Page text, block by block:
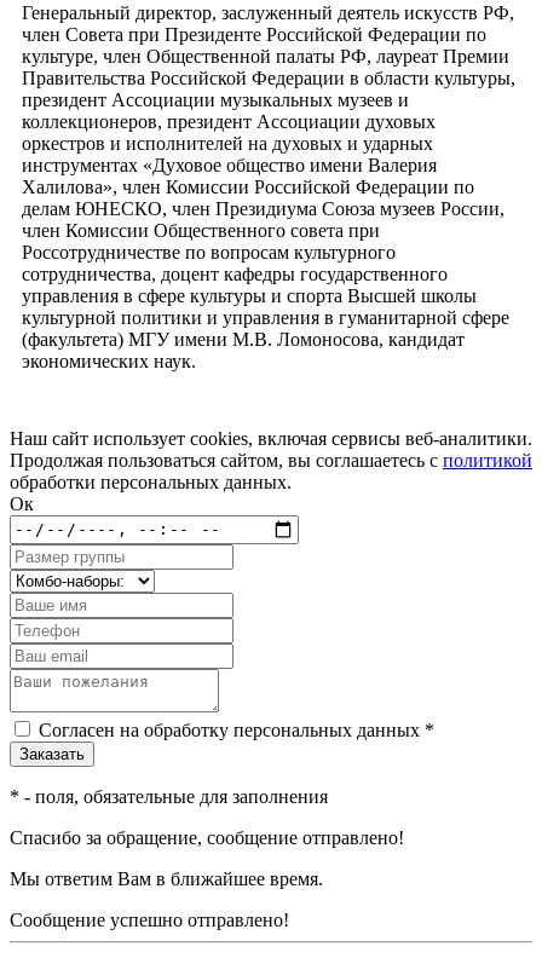
Генеральный директор, заслуженный деятель искусств РФ,
член Совета при Президенте Российской Федерации по
культуре, член Общественной палаты РФ, лауреат Премии
Правительства Российской Федерации в области культуры,
президент Ассоциации музыкальных музеев и
коллекционеров, президент Ассоциации духовых
оркестров и исполнителей на духовых и ударных
инструментах «Духовое общество имени Валерия
Халилова», член Комиссии Российской Федерации по
делам ЮНЕСКО, член Президиума Союза музеев России,
член Комиссии Общественного совета при
Россотрудничестве по вопросам культурного
сотрудничества, доцент кафедры государственного
управления в сфере культуры и спорта Высшей школы
культурной политики и управления в гуманитарной сфере
(факультета) МГУ имени М.В. Ломоносова, кандидат
экономических наук.
Наш сайт использует cookies, включая сервисы веб-аналитики.
Продолжая пользоваться сайтом, вы соглашаетесь с политикой
обработки персональных данных.
Ок
Согласен на обработку персональных данных *
* - поля, обязательные для заполнения
Спасибо за обращение, сообщение отправлено!
Мы ответим Вам в ближайшее время.
Сообщение успешно отправлено!